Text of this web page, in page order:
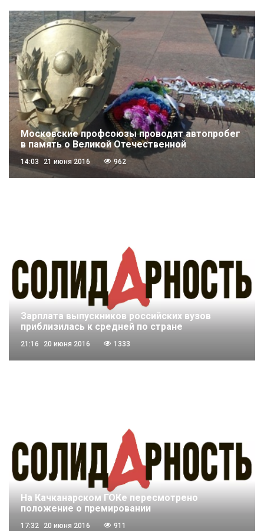
Московские профсоюзы проводят автопробег
в память о Великой Отечественной
14:03 21 июня 2016 962
Зарплата выпускников российских вузов
приблизилась к средней по стране
21:16 20 июня 2016 1333
На Качканарском ГОКе пересмотрено
положение о премировании
17:32 20 июня 2016 911